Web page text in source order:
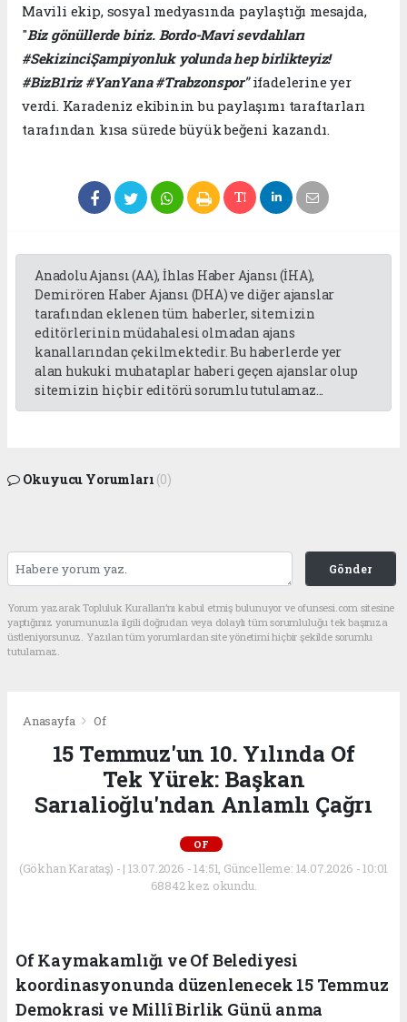
Mavili ekip, sosyal medyasında paylaştığı mesajda,
"Biz gönüllerde biriz. Bordo-Mavi sevdalıları
#SekizinciŞampiyonluk yolunda hep birlikteyiz!
#BizB1riz #YanYana #Trabzonspor"ifadelerine yer
verdi. Karadeniz ekibinin bu paylaşımı taraftarları
tarafından kısa sürede büyük beğeni kazandı.
Anadolu Ajansı (AA), İhlas Haber Ajansı (İHA),
Demirören Haber Ajansı (DHA) ve diğer ajanslar
tarafından eklenen tüm haberler, sitemizin
editörlerinin müdahalesi olmadan ajans
kanallarından çekilmektedir. Bu haberlerde yer
alan hukuki muhataplar haberi geçen ajanslar olup
sitemizin hiç bir editörü sorumlu tutulamaz...
Okuyucu Yorumları (0)
Gönder
Yorum yazarak Topluluk Kuralları’nı kabul etmiş bulunuyor ve ofunsesi.com sitesine
yaptığınız yorumunuzla ilgili doğrudan veya dolaylı tüm sorumluluğu tek başınıza
üstleniyorsunuz. Yazılan tüm yorumlardan site yönetimi hiçbir şekilde sorumlu
tutulamaz.
Anasayfa Of
15 Temmuz'un 10. Yılında Of
Tek Yürek: Başkan
Sarıalioğlu'ndan Anlamlı Çağrı
OF
(Gökhan Karataş) - | 13.07.2026 - 14:51, Güncelleme: 14.07.2026 - 10:01
68842 kez okundu.
Of Kaymakamlığı ve Of Belediyesi
koordinasyonunda düzenlenecek 15 Temmuz
Demokrasi ve Millî Birlik Günü anma